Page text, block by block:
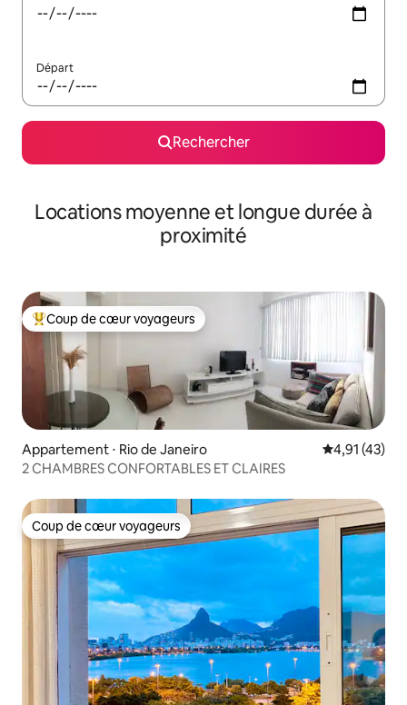
Départ
Rechercher
Locations moyenne et longue durée à
proximité
Coups de cœur voyageurs les plus appréciés
Coup de cœur voyageurs
Appartement ⋅ Rio de Janeiro Évaluation
4,91 (43)
2 CHAMBRES CONFORTABLES ET CLAIRES
Coup de cœur voyageurs
Coup de cœur voyageurs